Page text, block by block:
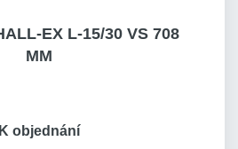
EX L-15/30 VS 708
MM
K objednání